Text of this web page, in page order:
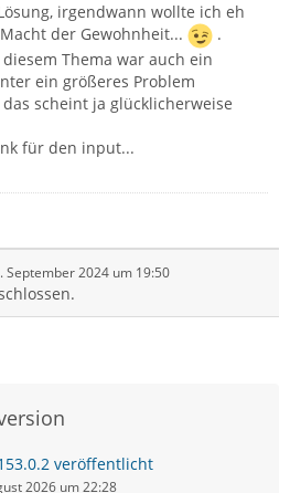
irgendwann wollte ich eh
der Gewohnheit...
.
Thema war auch ein
ein größeres Problem
scheint ja glücklicherweise
für den input...
September 2024 um 19:50
veröffentlicht
2026 um 22:28